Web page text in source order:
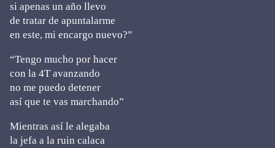
si apenas un año llevo
de tratar de apuntalarme
en este, mi encargo nuevo?”
“Tengo mucho por hacer
con la 4T avanzando
no me puedo detener
así que te vas marchando”
Mientras así le alegaba
la jefa a la ruin calaca